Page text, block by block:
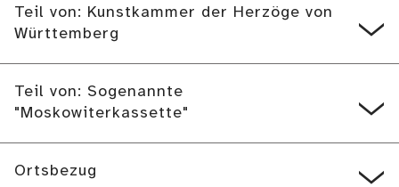
Teil von: Kunstkammer der Herzöge von
Württemberg
Teil von: Sogenannte
"Moskowiterkassette"
Ortsbezug